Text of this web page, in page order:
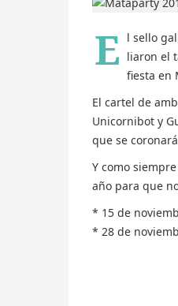
E l sello
liaron el
fiesta en
El cartel de
Unicornibot y
que se
Y como
año para que
* 15 de
* 28 de